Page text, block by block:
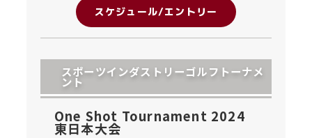
スケジュール/エントリー
スポーツインダストリーゴルフトーナメ
ント
One Shot Tournament 2024
東日本大会